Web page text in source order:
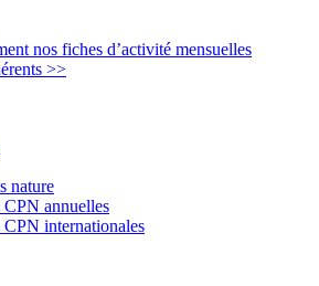
nos fiches d’activité mensuelles
>>
nature
CPN annuelles
CPN internationales